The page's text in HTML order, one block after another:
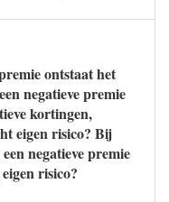
ontstaat het
negatieve premie
kortingen,
eigen risico? Bij
negatieve premie
risico?